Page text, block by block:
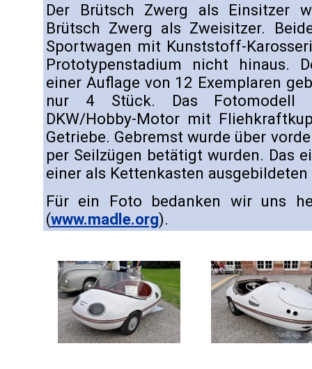
Der Brütsch Zwerg als Einsitzer
Brütsch Zwerg als Zweisitzer.
Sportwagen mit Kunststoff-
Prototypenstadium nicht hinaus.
einer Auflage von 12 Exemplaren
nur 4 Stück. Das Fotomodell
DKW/Hobby-Motor mit
Getriebe. Gebremst wurde über
per Seilzügen betätigt wurden. Das
einer als Kettenkasten
Für ein Foto bedanken wir uns
(www.madle.org).